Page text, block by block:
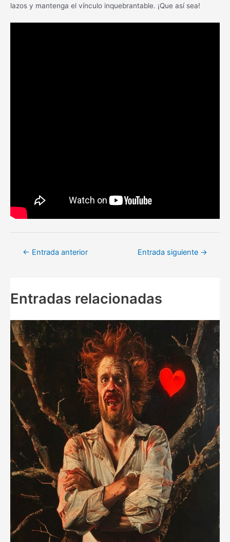
lazos y mantenga el vínculo inquebrantable. ¡Que así sea!
Navegación
← Entrada anterior Entrada siguiente →
Entradas relacionadas